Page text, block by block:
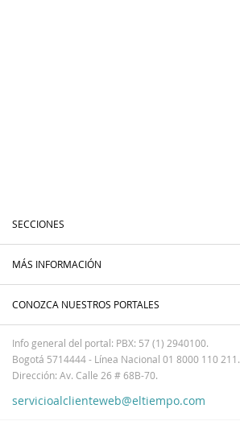
SECCIONES
MÁS INFORMACIÓN
CONOZCA NUESTROS PORTALES
Info general del portal: PBX: 57 (1) 2940100.
Bogotá 5714444 - Línea Nacional 01 8000 110 211.
Dirección: Av. Calle 26 # 68B-70.
servicioalclienteweb@eltiempo.com